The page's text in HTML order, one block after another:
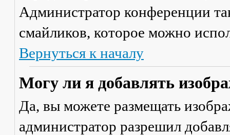
Администратор конференции
смайликов, которое можно
Вернуться к началу
Могу ли я добавлять
Да, вы можете размещать
администратор разрешил